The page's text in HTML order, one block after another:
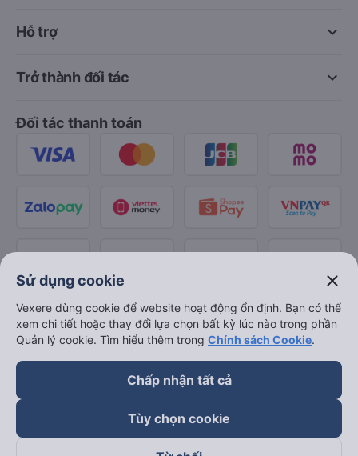
keyboard_arrow_down
Hỗ trợ
keyboard_arrow_down
Trở thành đối tác
Đối tác thanh toán
Sử dụng cookie close
Vexere dùng cookie để website hoạt động ổn định. Bạn có thể
xem chi tiết hoặc thay đổi lựa chọn bất kỳ lúc nào trong phần
Quản lý cookie. Tìm hiểu thêm trong Chính sách Cookie.
Chấp nhận tất cả
Tùy chọn cookie